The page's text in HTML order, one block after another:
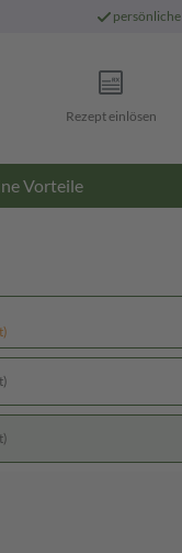
persönliche
Rezept einlösen
Vorteile